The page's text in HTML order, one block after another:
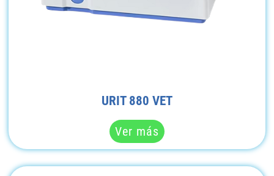
URIT 880 VET
Ver más